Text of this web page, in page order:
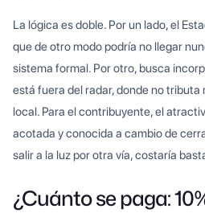
La lógica es doble. Por un lado, el
que de otro modo podría no llegar
sistema formal. Por otro, busca
está fuera del radar, donde no tributa
local. Para el contribuyente, el
acotada y conocida a cambio de
salir a la luz por otra vía, costaría
¿Cuánto se paga: